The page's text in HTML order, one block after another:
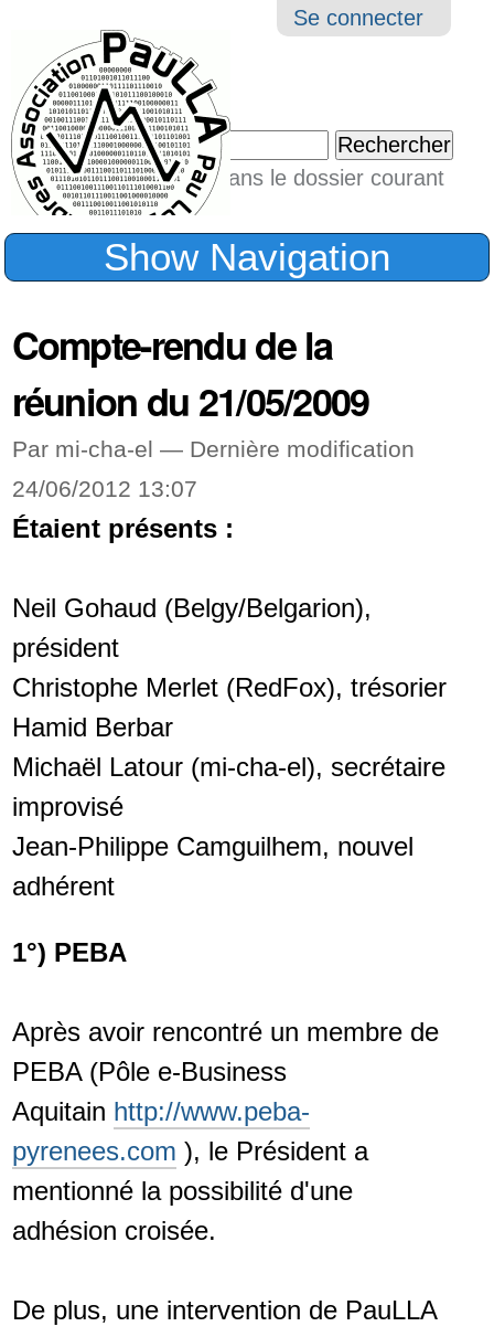
Outils
Se connecter
Chercher par
Seulement dans le dossier courant
Recherche
Show Navigation
Compte-rendu de la
réunion du 21/05/2009
Par mi-cha-el — Dernière modification
24/06/2012 13:07
Étaient présents :
Neil Gohaud (Belgy/Belgarion),
président
Christophe Merlet (RedFox), trésorier
Hamid Berbar
Michaël Latour (mi-cha-el), secrétaire
improvisé
Jean-Philippe Camguilhem, nouvel
adhérent
1°) PEBA
Après avoir rencontré un membre de
PEBA (Pôle e-Business
Aquitain http://www.peba-
pyrenees.com ), le Président a
mentionné la possibilité d'une
adhésion croisée.
De plus, une intervention de PauLLA